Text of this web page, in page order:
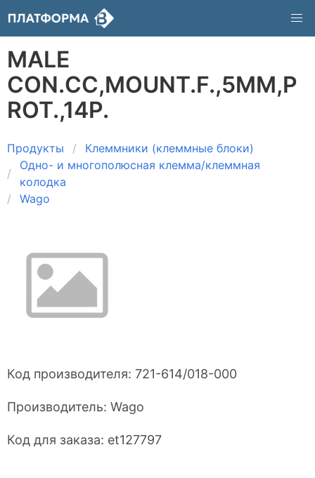
MALE
CON.CC,MOUNT.F.,5MM,P
ROT.,14P.
Продукты
Клеммники (клеммные блоки)
Одно- и многополюсная клемма/клеммная
колодка
Wago
Код производителя: 721-614/018-000
Производитель: Wago
Код для заказа: et127797